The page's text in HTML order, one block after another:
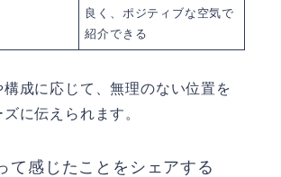
良く、ポジティブな空気で
紹介できる
成に応じて、無理のない位置を
に伝えられます。
て感じたことをシェアする